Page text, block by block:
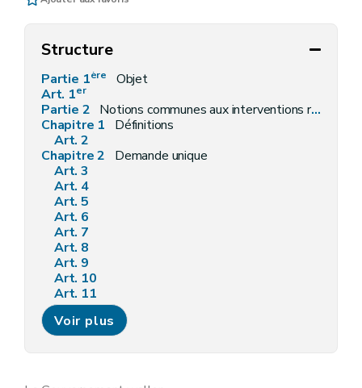
Structure
Partie 1ère
Objet
Art. 1er
Partie 2 Notions communes aux interventions relevant de la politique agricole commune, à la conditionnalité et à la conditionnalité sociale
Chapitre 1
Définitions
Art. 2
Chapitre 2
Demande unique
Art. 3
Art. 4
Art. 5
Art. 6
Art. 7
Art. 8
Art. 9
Art. 10
Art. 11
Chapitre 3 Transfert d'exploitation
Art. 12
Chapitre 4 Hectares admissibles au régime des paiements directs et les surfaces admissibles au sein de ceux-ci
Voir plus